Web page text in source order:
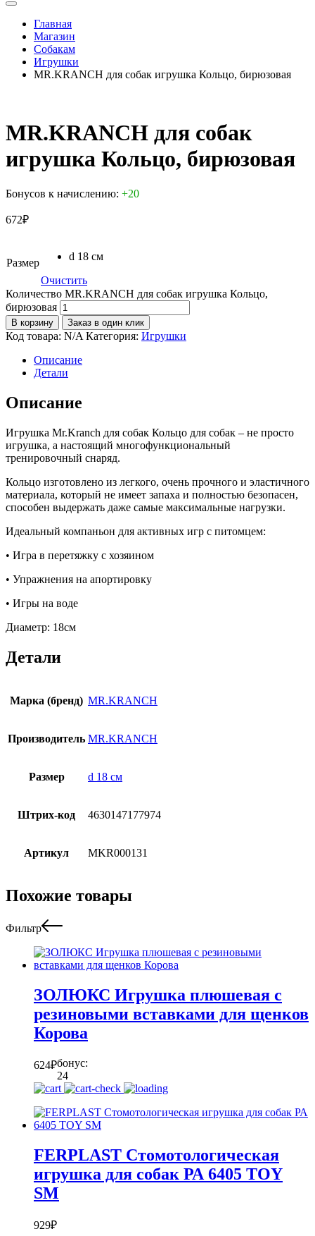
Главная
Магазин
Собакам
Игрушки
MR.KRANCH для собак игрушка Кольцо, бирюзовая
MR.KRANCH для собак
игрушка Кольцо, бирюзовая
Бонусов к начислению: +20
672₽
Размер
d 18 см
Очистить
Количество MR.KRANCH для собак игрушка Кольцо,
бирюзовая
В корзину Заказ в один клик
Код товара: N/A Категория: Игрушки
Описание
Детали
Описание
Игрушка Mr.Kranch для собак Кольцо для собак – не просто
игрушка, а настоящий многофункциональный
тренировочный снаряд.
Кольцо изготовлено из легкого, очень прочного и эластичного
материала, который не имеет запаха и полностью безопасен,
способен выдержать даже самые максимальные нагрузки.
Идеальный компаньон для активных игр с питомцем:
• Игра в перетяжку с хозяином
• Упражнения на апортировку
• Игры на воде
Диаметр: 18см
Детали
Марка (бренд) MR.KRANCH
Производитель MR.KRANCH
Размер d 18 см
Штрих-код 4630147177974
Артикул MKR000131
Похожие товары
Фильтр
ЗОЛЮКС Игрушка плюшевая с
резиновыми вставками для щенков
Корова
624₽бонус:
24
FERPLAST Стомотологическая
игрушка для собак РА 6405 TOY
SM
929₽